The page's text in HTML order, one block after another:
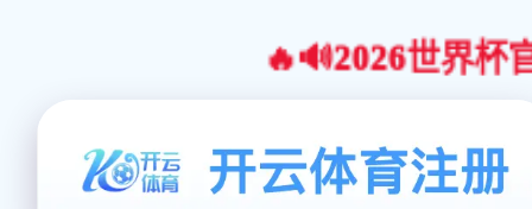
🔥🔊2026世界杯官网合